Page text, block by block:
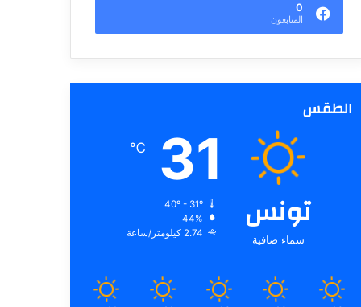
0
المتابعون
الطقس
تونس
سماء صافية
31
℃
44%
2.74 كيلومتر/ساعة